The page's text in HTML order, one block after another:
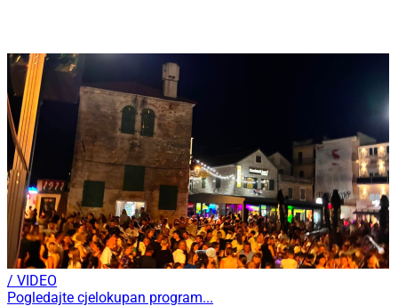
/ VIDEO
Pogledajte cjelokupan program...